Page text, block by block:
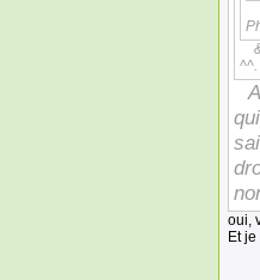
^^.
oui,
Et